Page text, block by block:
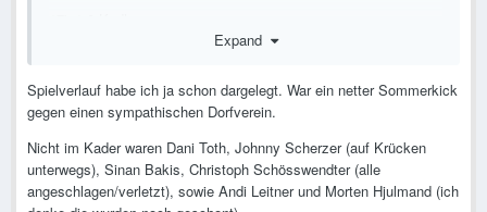
Köstenbauer, Maier, Aiwu, Starkl, Strauss statt Haas, Bauer,
Koller, Petlach, Kadlec
53': Schmidt
Expand
Spielverlauf habe ich ja schon dargelegt. War ein netter Sommerkick
gegen einen sympathischen Dorfverein.
Nicht im Kader waren Dani Toth, Johnny Scherzer (auf Krücken
unterwegs), Sinan Bakis, Christoph Schösswendter (alle
angeschlagen/verletzt), sowie Andi Leitner und Morten Hjulmand (ich